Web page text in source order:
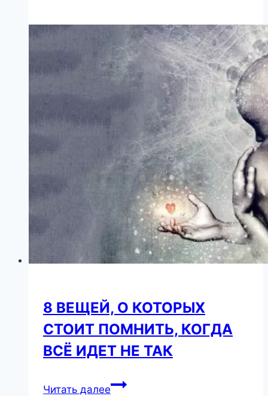
просто
утопают
в
море
8 ВЕЩЕЙ, О КОТОРЫХ
СТОИТ ПОМНИТЬ, КОГДА
ВСЁ ИДЕТ НЕ ТАК
Читать далее8